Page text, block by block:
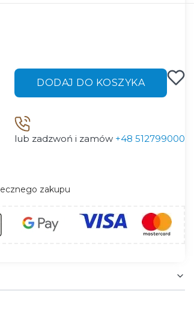
DODAJ DO KOSZYKA
lub zadzwoń i zamów +48 512799000
zakupu